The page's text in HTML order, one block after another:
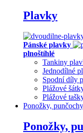
Plavky
Pánské plavky
plnoštíhlé
Tankiny
Jednodílné
Spodní díly
Plážové
Plážové
Ponožky, punčochy
Ponožky,